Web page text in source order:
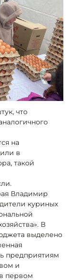
что
на
в
такой
Владимир
куриных
В
выделено
предприятиям
и
первом